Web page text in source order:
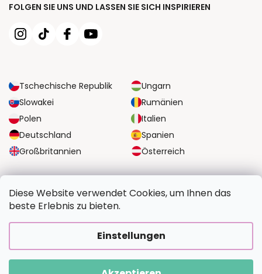
Diese Website verwendet Cookies, um Ihnen das
beste Erlebnis zu bieten.
Einstellungen
FOLGEN SIE UNS UND LASSEN SIE SICH INSPIRIEREN
Tschechische Republik
Ungarn
Slowakei
Rumänien
Polen
Italien
Deutschland
Spanien
Großbritannien
Österreich
SICHERE ZAHLUNGSOPTIONEN